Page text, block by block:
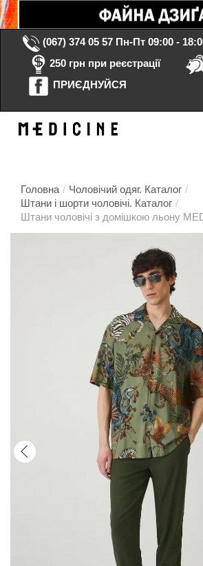
(067) 374 05 57 Пн-Пт 09:00 -
250 грн при реєстрації
ПРИЄДНУЙСЯ
Головна / Чоловічий одяг. Каталог /
Штани і шорти чоловічі. Каталог /
Штани чоловічі з домішкою льону